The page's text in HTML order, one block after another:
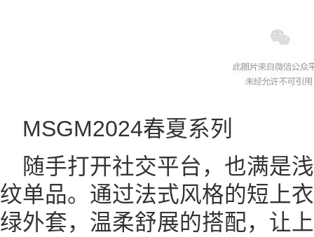
MSGM2024春夏系列
随手打开社交平台，也满是
纹单品。通过法式风格的短上
绿外套，温柔舒展的搭配，让